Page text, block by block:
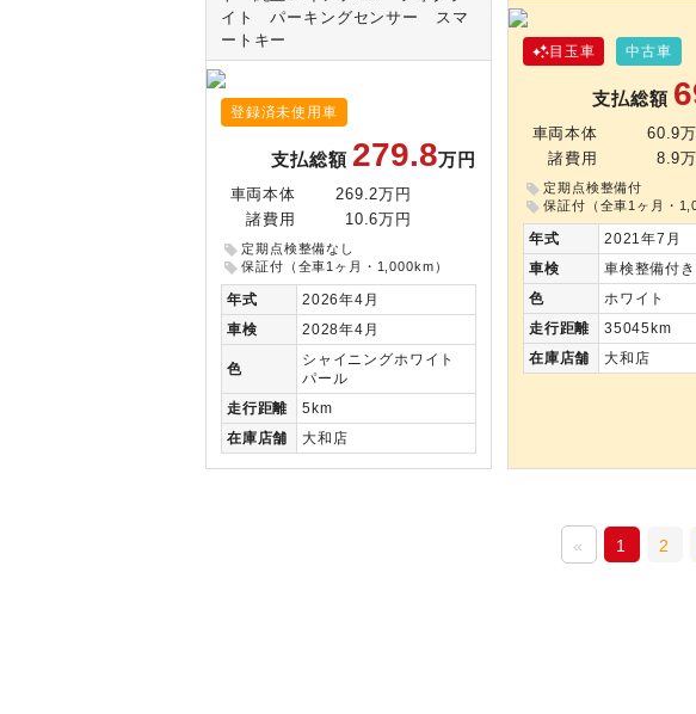
イト パーキングセンサー スマ
ートキー
登録済未使用車
支払総額 279.8万円
車両本体
269.2万円
諸費用
10.6万円
定期点検整備なし
保証付（全車1ヶ月・1,000km）
年式
2026年4月
車検
2028年4月
色
シャイニングホワイト
パール
走行距離
5km
在庫店舗 大和店
目玉車 中古車
支払総額
車両本体
60.9
諸費用
8.9
定期点検整備付
保証付（全車1ヶ月・
年式
2021年7月
車検
車検整備付き
色
ホワイト
走行距離
35045km
在庫店舗 大和店
« 1 2